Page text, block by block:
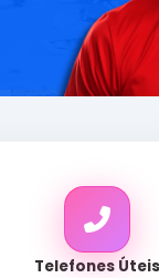
Telefones Úteis